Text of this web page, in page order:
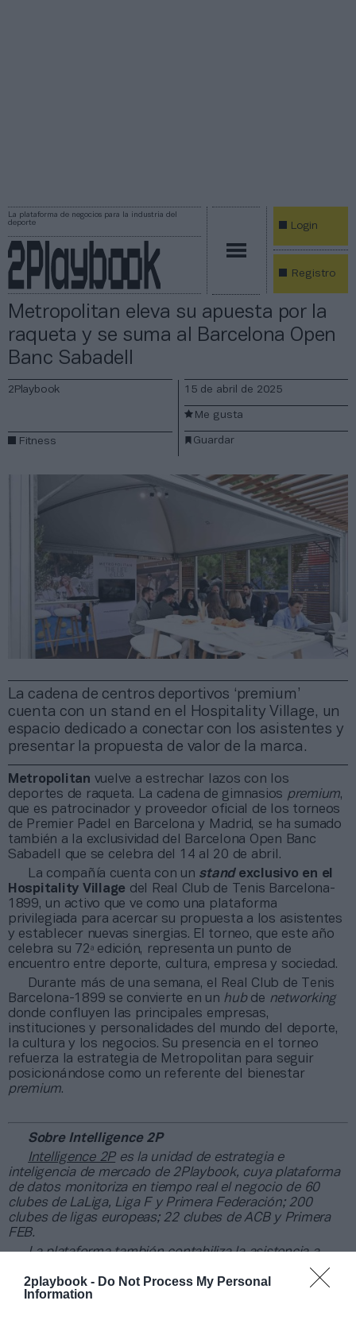
2playbook - Do Not Process My Personal
Information
La plataforma de negocios para la industria del
deporte
Login
Registro
Metropolitan eleva su apuesta por la
raqueta y se suma al Barcelona Open
Banc Sabadell
La cadena de centros deportivos ‘premium’
cuenta con un stand en el Hospitality Village, un
espacio dedicado a conectar con los asistentes y
presentar la propuesta de valor de la marca.
2Playbook
Fitness
15 de abril de 2025
Guardar
Me gusta
Metropolitan vuelve a estrechar lazos con los
deportes de raqueta. La cadena de gimnasios premium,
que es patrocinador y proveedor oficial de los torneos
de Premier Padel en Barcelona y Madrid, se ha sumado
también a la exclusividad del Barcelona Open Banc
Sabadell que se celebra del 14 al 20 de abril.
La compañía cuenta con un stand exclusivo en el
Hospitality Village del Real Club de Tenis Barcelona-
1899, un activo que ve como una plataforma
privilegiada para acercar su propuesta a los asistentes
y establecer nuevas sinergias. El torneo, que este año
celebra su 72ª edición, representa un punto de
encuentro entre deporte, cultura, empresa y sociedad.
Durante más de una semana, el Real Club de Tenis
Barcelona-1899 se convierte en un hubde networking
donde confluyen las principales empresas,
instituciones y personalidades del mundo del deporte,
la cultura y los negocios. Su presencia en el torneo
refuerza la estrategia de Metropolitan para seguir
posicionándose como un referente del bienestar
premium.
Sobre Intelligence 2P
Intelligence 2Pes la unidad de estrategia e
inteligencia de mercado de 2Playbook, cuya plataforma
de datos monitoriza en tiempo real el negocio de 60
clubes de LaLiga, Liga F y Primera Federación; 200
clubes de ligas europeas; 22 clubes de ACB y Primera
FEB.
La plataforma también contabiliza la asistencia a
todos los eventos deportivos, de entretenimiento y
música en España, así como más de 25.000 contratos
de patrocinio en el mercado español y otros 7.000